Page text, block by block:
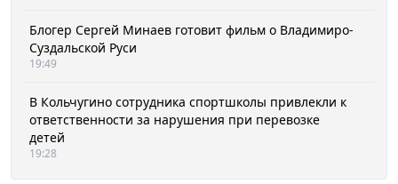
Блогер Сергей Минаев готовит фильм о Владимиро-
Суздальской Руси
19:49
В Кольчугино сотрудника спортшколы привлекли к
ответственности за нарушения при перевозке
детей
19:28